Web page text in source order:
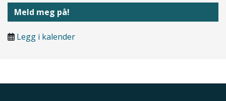
Meld meg på!
Legg i kalender